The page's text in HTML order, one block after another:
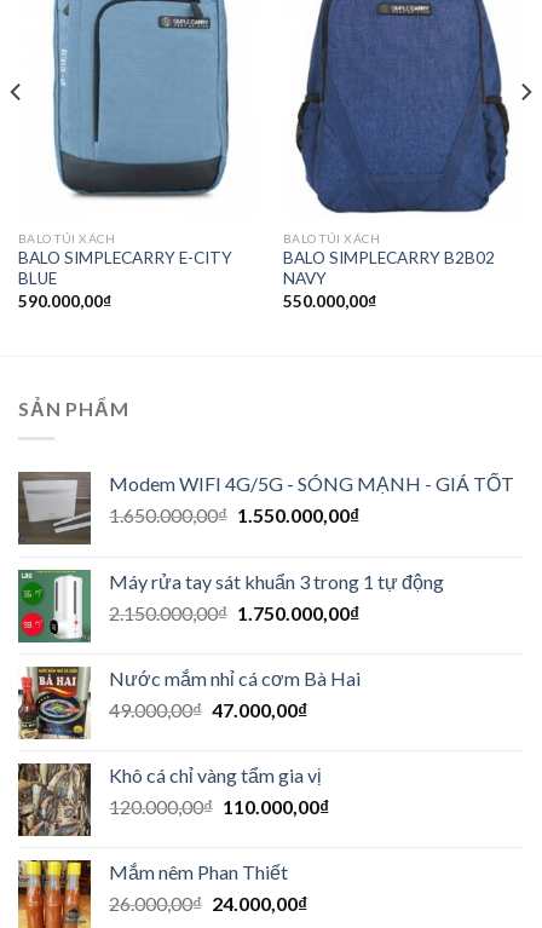
wishlist
BALO TÚI XÁCH
BALO SIMPLECARRY E-CITY
BLUE
590.000,00₫
wishlist
BALO TÚI XÁCH
BALO SIMPLECARRY B2B02
NAVY
550.000,00₫
SẢN PHẨM
Modem WIFI 4G/5G - SÓNG MẠNH - GIÁ TỐT
1.650.000,00₫ 1.550.000,00₫
Máy rửa tay sát khuẩn 3 trong 1 tự động
2.150.000,00₫ 1.750.000,00₫
Nước mắm nhỉ cá cơm Bà Hai
49.000,00₫ 47.000,00₫
Khô cá chỉ vàng tẩm gia vị
120.000,00₫ 110.000,00₫
Mắm nêm Phan Thiết
26.000,00₫ 24.000,00₫